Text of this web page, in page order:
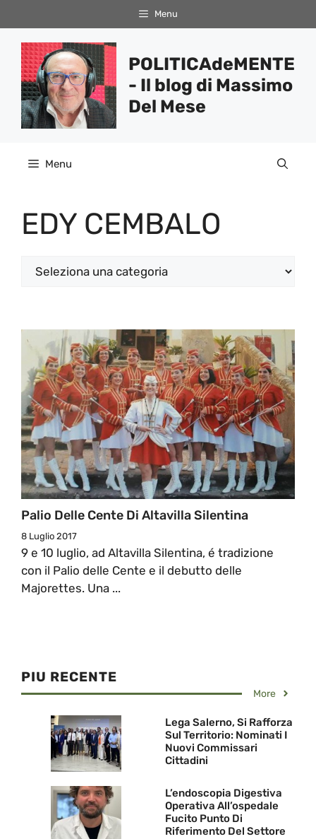
al
contenuto
Menu
POLITICAdeMENTE
- Il blog di Massimo
Del Mese
Menu
EDY CEMBALO
Categorie
Palio Delle Cente Di Altavilla Silentina
8 Luglio 2017
9 e 10 luglio, ad Altavilla Silentina, é tradizione
con il Palio delle Cente e il debutto delle
Majorettes. Una ...
PIU RECENTE
More
Lega Salerno, Si Rafforza
Sul Territorio: Nominati I
Nuovi Commissari
Cittadini
L’endoscopia Digestiva
Operativa All’ospedale
Fucito Punto Di
Riferimento Del Settore